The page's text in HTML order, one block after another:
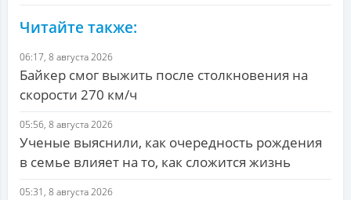
Читайте также:
06:17, 8 августа 2026
Байкер смог выжить после столкновения на
скорости 270 км/ч
05:56, 8 августа 2026
Ученые выяснили, как очередность рождения
в семье влияет на то, как сложится жизнь
05:31, 8 августа 2026